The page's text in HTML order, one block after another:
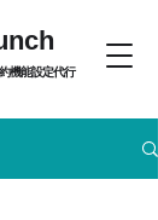
機能設定代行